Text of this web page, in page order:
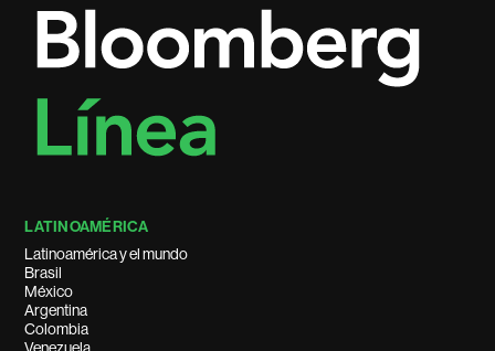
LATINOAMÉRICA
Latinoamérica y el mundo
Brasil
México
Argentina
Colombia